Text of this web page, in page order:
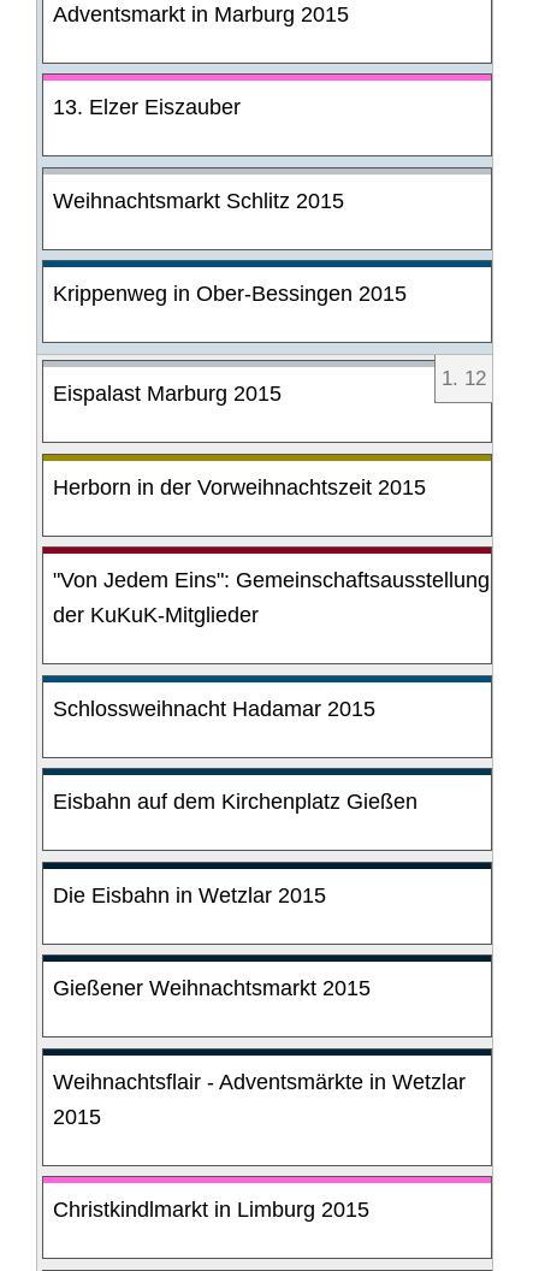
Adventsmarkt in Marburg 2015
13. Elzer Eiszauber
Weihnachtsmarkt Schlitz 2015
Krippenweg in Ober-Bessingen 2015
1. 12
Eispalast Marburg 2015
Herborn in der Vorweihnachtszeit 2015
"Von Jedem Eins": Gemeinschaftsausstellung
der KuKuK-Mitglieder
Schlossweihnacht Hadamar 2015
Eisbahn auf dem Kirchenplatz Gießen
Die Eisbahn in Wetzlar 2015
Gießener Weihnachtsmarkt 2015
Weihnachtsflair - Adventsmärkte in Wetzlar
2015
Christkindlmarkt in Limburg 2015